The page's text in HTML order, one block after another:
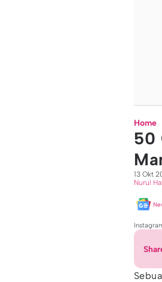
Home
50
13 Okt
Nurul